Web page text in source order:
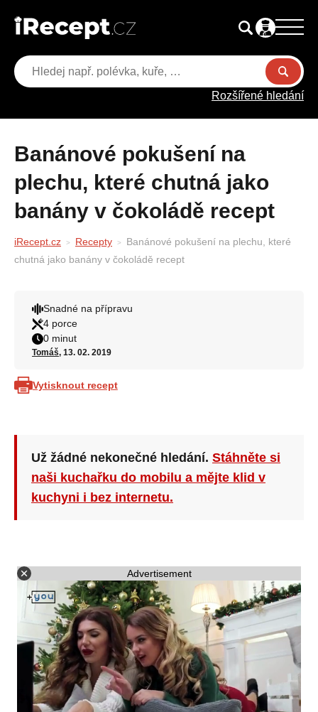
Rozšířené hledání
Banánové pokušení na
plechu, které chutná jako
banány v čokoládě recept
iRecept.cz Recepty
Banánové pokušení na plechu, které
chutná jako banány v čokoládě recept
Snadné na přípravu
4 porce
0 minut
Tomáš, 13. 02. 2019
Vytisknout recept
Už žádné nekonečné hledání. Stáhněte si
naši kuchařku do mobilu a mějte klid v
kuchyni i bez internetu.
Advertisement